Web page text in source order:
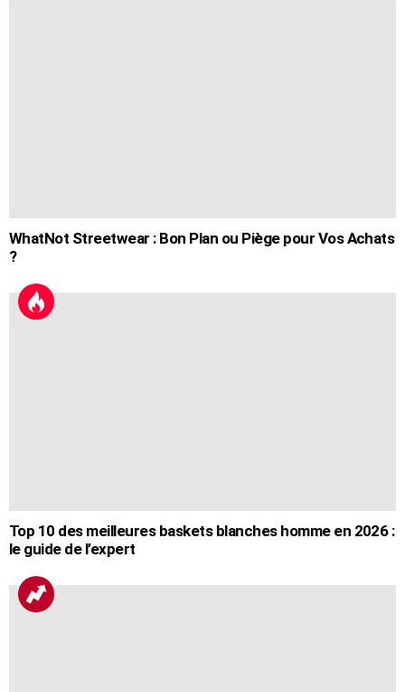
WhatNot Streetwear : Bon Plan ou Piège pour Vos Achats
?
Top 10 des meilleures baskets blanches homme en 2026 :
le guide de l’expert